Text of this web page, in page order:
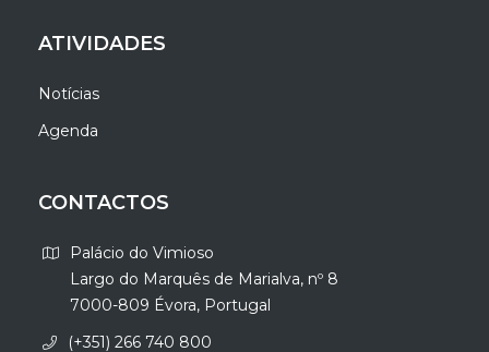
ATIVIDADES
Notícias
Agenda
CONTACTOS
Palácio do Vimioso
Largo do Marquês de Marialva, nº 8
7000-809 Évora, Portugal
(+351) 266 740 800